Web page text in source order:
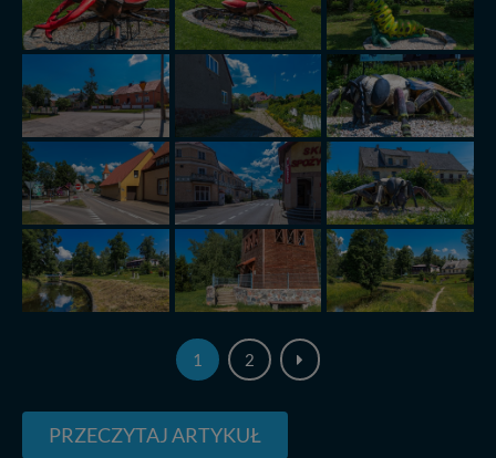
1 2
PRZECZYTAJ ARTYKUŁ
serwisu w Regulaminie Serwisu.
Administratorem Twoich danych jest: Agencja
Reklamowa Kreacja Monika Borkowska, z siedzibą ul.
Wiejska 17, 11-500 Giżycko. Możesz z nami
skontaktować się za pośrednictwem tejstrony.
W każdej chwili możesz: zażądać dostępu do swoich
danych, zażądać ich poprawienia lub usunięcia,
zabronić ich przetwarzania. Pamiętaj jednak, że nie
zawsze jest możliwe techniczne zrealizowanie Twoich
praw w odniesieniu do informacji zawartych w plikach
cookies. Twoja przeglądarka umożliwia Ci skasowanie
tych plików - w pewnych przypadkach nie możemy tego
zrobić za Ciebie.
Dziękujemy, i życzmy miłego odkrywania Mazur na